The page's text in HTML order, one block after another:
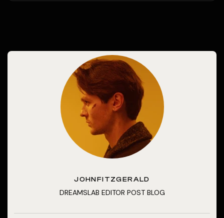
JOHNFITZGERALD
DREAMSLAB EDITOR POST BLOG